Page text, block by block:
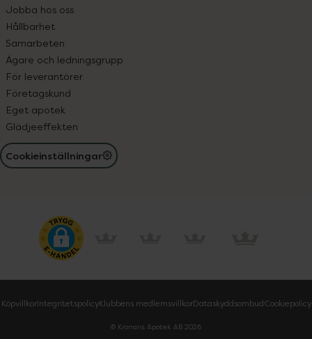
Jobba hos oss
Hållbarhet
Samarbeten
Ägare och ledningsgrupp
För leverantörer
Företagskund
Eget apotek
Glädjeeffekten
Cookieinställningar
KöpvillkorIntegritetspolicyKlubbens medlemsvillkorDataskyddsombudCookiepolicy
© Kronans Apotek AB 2026